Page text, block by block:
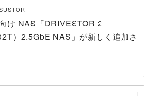
け NAS「DRIVESTOR 2
）2.5GbE NAS」が新しく追加さ